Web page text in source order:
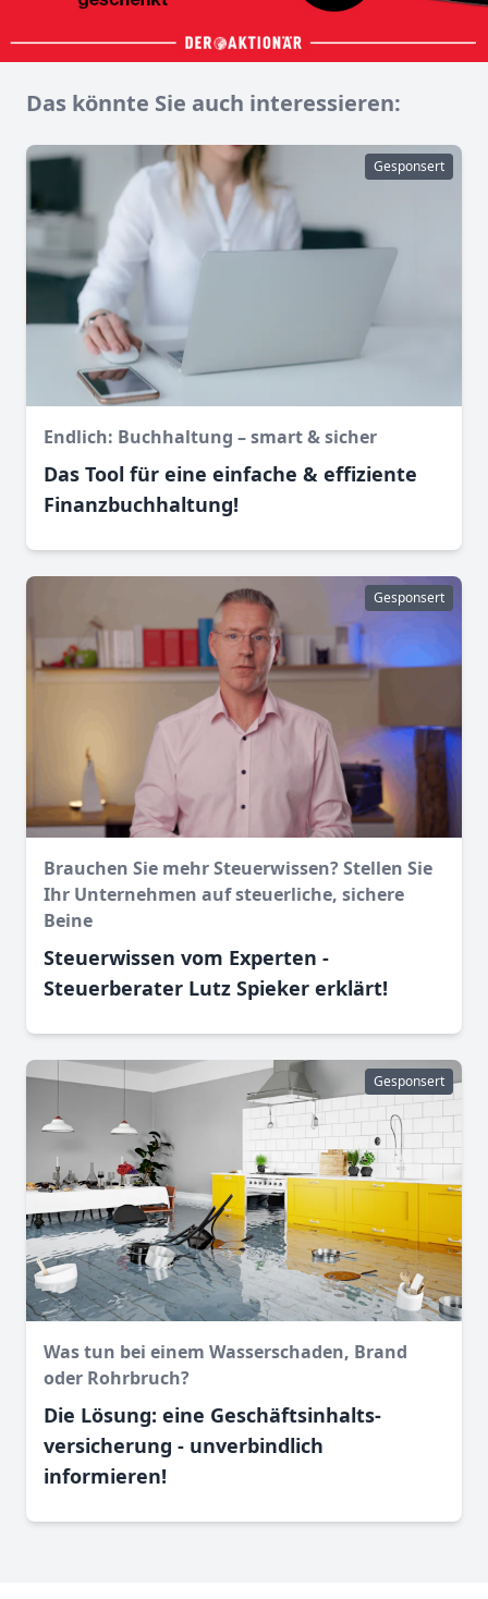
Das könnte Sie auch interessieren:
Gesponsert
Endlich: Buchhaltung – smart & sicher
Das Tool für eine einfache & effiziente
Finanz­buchhaltung!
Gesponsert
Brauchen Sie mehr Steuerwissen? Stellen Sie
Ihr Unternehmen auf steuerliche, sichere
Beine
Steuerwissen vom Experten -
Steuerberater Lutz Spieker erklärt!
Gesponsert
Was tun bei einem Wasser­schaden, Brand
oder Rohr­bruch?
Die Lösung: eine Geschäftsinhalts­
versicherung - unverbindlich
informieren!